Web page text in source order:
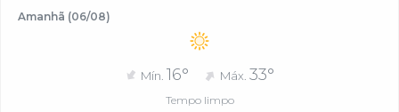
Amanhã (06/08)
Mín. 16° Máx. 33°
Tempo limpo